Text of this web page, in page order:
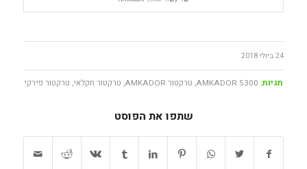
24 ביולי 2018
תגיות: AMKADOR 5300
, טרקטור AMKADOR , טרקטור חקלאי, טרקטור פירקי
שתפו את הפוסט